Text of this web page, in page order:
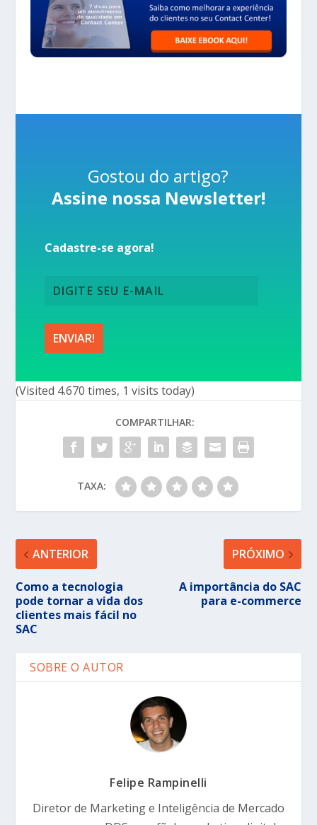
Gostou do artigo?
Assine nossa Newsletter!
Cadastre-se agora!
(Visited 4.670 times, 1 visits today)
COMPARTILHAR:
TAXA:
ANTERIOR
Como a tecnologia
pode tornar a vida dos
clientes mais fácil no
SAC
PRÓXIMO
A importância do SAC
para e-commerce
SOBRE O AUTOR
Felipe Rampinelli
Diretor de Marketing e Inteligência de Mercado